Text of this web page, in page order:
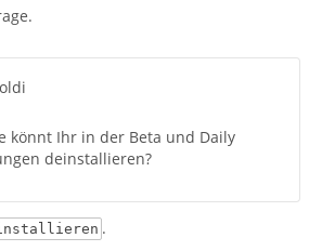
könnt Ihr in der Beta und Daily
deinstallieren?
.